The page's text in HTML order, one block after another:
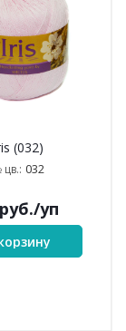
(032)
032
/уп